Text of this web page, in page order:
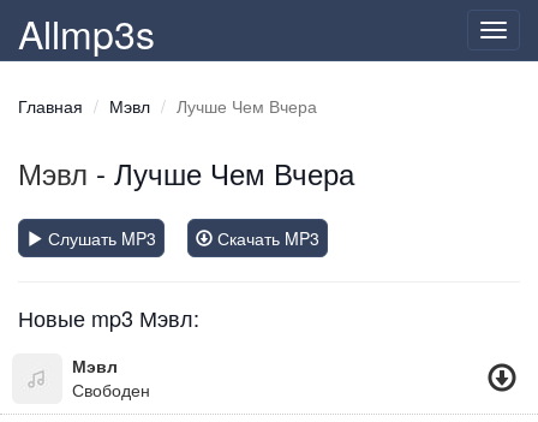
Allmp3s
Главная Мэвл Лучше Чем Вчера
Мэвл - Лучше Чем Вчера
Слушать MP3 Скачать MP3
Новые mp3 Мэвл:
Мэвл
Свободен